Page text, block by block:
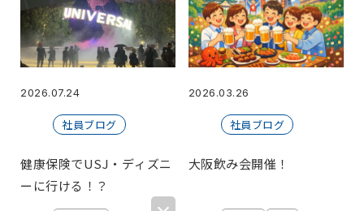
いかさん
黒ビール飲むマン
海斗
kana
川太郎 中村健二 萩谷
ケン
愛馬
りこ メイ
井の中のけろっぴ
NAO
N.S 武村
R.I
まっちゃん
いぬさき
なかさん
おじいちゃん
鯉党さうなー
2026.07.24
社員ブログ
健康保険でUSJ・ディズニ
ーに行ける！？
2026.03.26
社員ブログ
大阪飲み会開催！